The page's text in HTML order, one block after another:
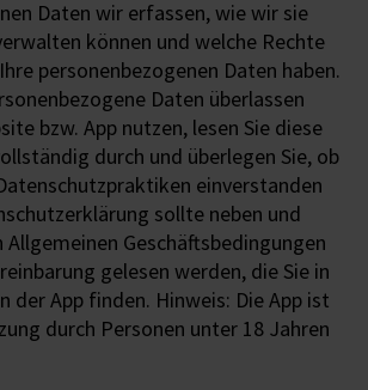
Daten wir erfassen, wie wir sie
können und welche Rechte
personenbezogenen Daten haben.
Daten überlassen
bzw. App nutzen, lesen Sie diese
durch und überlegen Sie, ob
einverstanden
sollte neben und
Allgemeinen Geschäftsbedingungen
gelesen werden, die Sie in
der App finden. Hinweis: Die App ist
durch Personen unter 18 Jahren